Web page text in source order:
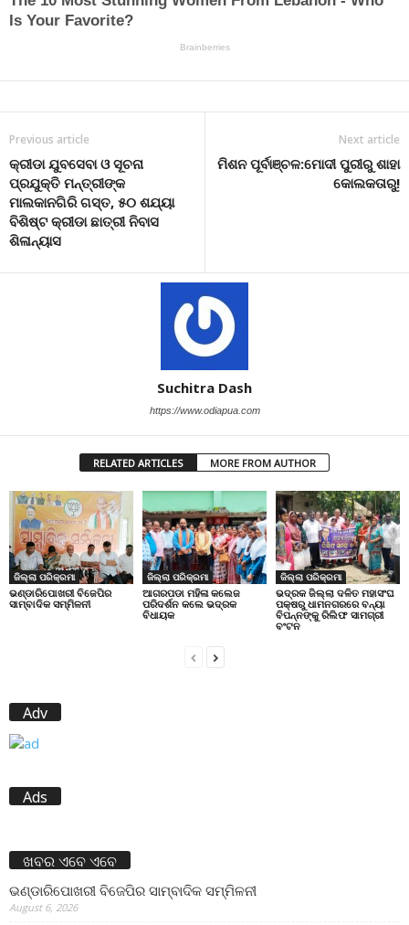
Previous article
କ୍ରୀଡା ଯୁବସେବା ଓ ସୂଚନା
ପ୍ରଯୁକ୍ତି ମନ୍ତ୍ରୀଙ୍କ
ମାଲକାନଗିରି ଗସ୍ତ, ୫୦ ଶଯ୍ୟା
ବିଶିଷ୍ଟ କ୍ରୀଡା ଛାତ୍ରୀ ନିବାସ
ଶିଳାନ୍ୟାସ
Next article
ମିଶନ ପୂର୍ବାଞ୍ଚଳ:ମୋଦୀ ପୁରୀରୁ ଶାହା
କୋଲକତାରୁ!
Suchitra Dash
https://www.odiapua.com
RELATED ARTICLES MORE FROM AUTHOR
ଜିଲ୍ଲା ପରିକ୍ରମା
ଭଣ୍ଡାରିପୋଖରୀ ବିଜେପିର
ସାମ୍ବାଦିକ ସମ୍ମିଳନୀ
ଜିଲ୍ଲା ପରିକ୍ରମା
ଆଗରପଡା ମହିଳା କଲେଜ
ପରିଦର୍ଶନ କଲେ ଭଦ୍ରକ
ବିଧାୟକ
ଜିଲ୍ଲା ପରିକ୍ରମା
ଭଦ୍ରକ ଜିଲ୍ଲା ଦଳିତ ମହାସଂଘ
ପକ୍ଷରୁ ଧାମନଗରରେ ବନ୍ୟା
ବିପନ୍ନଙ୍କୁ ରିଲିଫ ସାମଗ୍ରୀ
ବଂଟନ
Adv
Ads
ଖବର ଏବେ ଏବେ
ଭଣ୍ଡାରିପୋଖରୀ ବିଜେପିର ସାମ୍ବାଦିକ ସମ୍ମିଳନୀ
August 6, 2026